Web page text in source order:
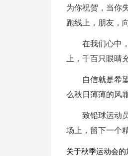
为你祝贺，当你
跑线上，朋友，
在我们心中
上，千百只眼睛
自信就是希
么秋日薄薄的风
致铅球运动
场上，留下一个
关于秋季运动会的